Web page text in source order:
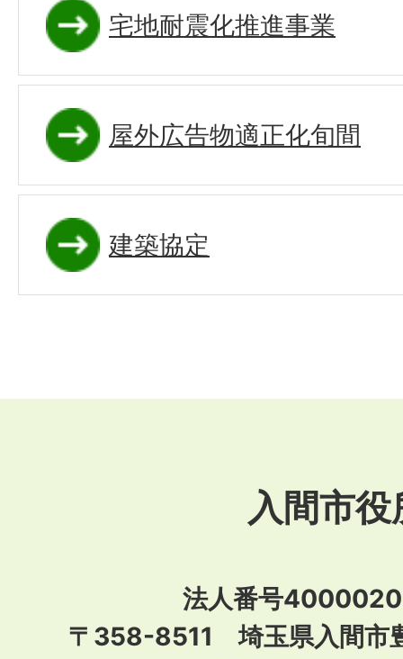
宅地耐震化推進事業
屋外広告物適正化旬間
建築協定
入間市役
法人番号
〒358-8511 埼玉県入間市